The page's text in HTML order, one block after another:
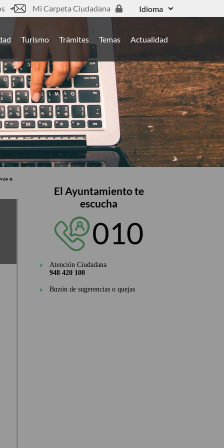
Mi Carpeta Ciudadana Idioma
Turismo Trámites Temas Actualidad
u
El Ayuntamiento te
escucha
Atención Ciudadana
948 420 100
Buzón de sugerencias o quejas